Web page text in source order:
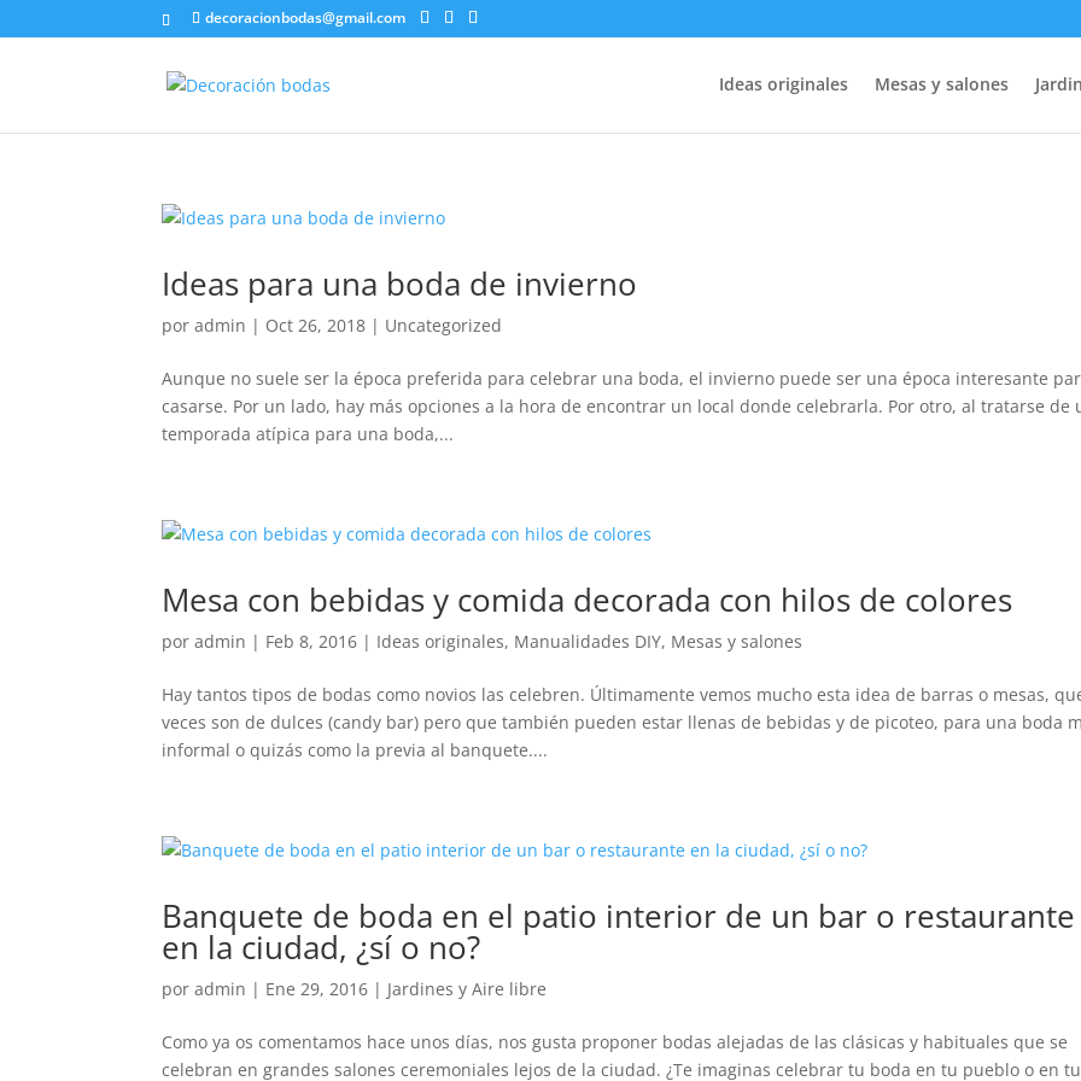
decoracionbodas@gmail.com
Ideas originales Mesas y salones
Ideas para una boda de invierno
poradmin | Oct 26, 2018 | Uncategorized
Aunque no suele ser la época preferida para celebrar una boda, el invierno puede ser una época interesante
casarse. Por un lado, hay más opciones a la hora de encontrar un local donde celebrarla. Por otro, al tratarse de
temporada atípica para una boda,...
Mesa con bebidas y comida decorada con hilos de colores
poradmin | Feb 8, 2016 | Ideas originales, Manualidades DIY, Mesas y salones
Hay tantos tipos de bodas como novios las celebren. Últimamente vemos mucho esta idea de barras o mesas,
veces son de dulces (candy bar) pero que también pueden estar llenas de bebidas y de picoteo, para una boda
informal o quizás como la previa al banquete....
Banquete de boda en el patio interior de un bar o restaurante
en la ciudad, ¿sí o no?
poradmin | Ene 29, 2016 | Jardines y Aire libre
Como ya os comentamos hace unos días, nos gusta proponer bodas alejadas de las clásicas y habituales que se
celebran en grandes salones ceremoniales lejos de la ciudad. ¿Te imaginas celebrar tu boda en tu pueblo o en tu